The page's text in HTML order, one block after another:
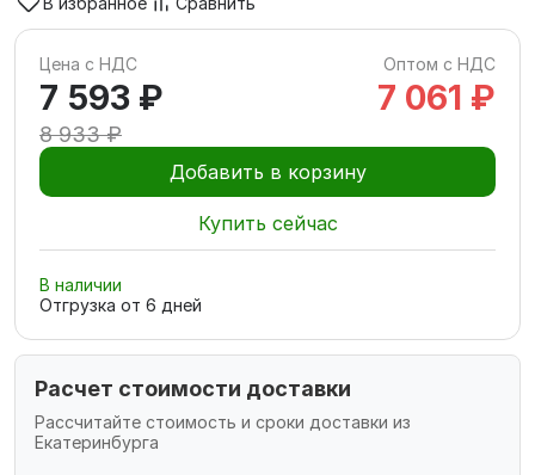
Цена с НДС Оптом с НДС
7 593 ₽
8 933 ₽
7 061 ₽
Добавить в корзину
Купить сейчас
В наличии
Отгрузка от 6 дней
Расчет стоимости доставки
Рассчитайте стоимость и сроки доставки из
Екатеринбурга